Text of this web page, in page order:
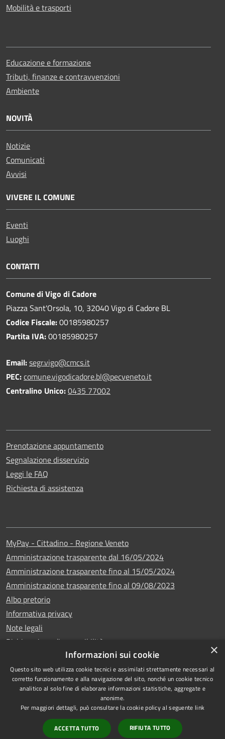
Mobilità e trasporti
Educazione e formazione
Tributi, finanze e contravvenzioni
Ambiente
NOVITÀ
Notizie
Comunicati
Avvisi
VIVERE IL COMUNE
Eventi
Luoghi
CONTATTI
Comune di Vigo di Cadore
Piazza Sant'Orsola, 10, 32040 Vigo di Cadore BL
Codice Fiscale:00185980257
Partita IVA:00185980257
Email:segr.vigo@cmcs.it
PEC:comune.vigodicadore.bl@pecveneto.it
Centralino Unico:0435 77002
Prenotazione appuntamento
Segnalazione disservizio
Leggi le FAQ
Richiesta di assistenza
MyPay - Cittadino - Regione Veneto
Amministrazione trasparente dal 16/05/2024
Amministrazione trasparente fino al 15/05/2024
Amministrazione trasparente fino al 09/08/2023
Albo pretorio
Informativa privacy
Note legali
Dichiarazione di accessibilità
RSS
Accessibilità
Copyright © 2024
•Comune di Vigo di
Cadore• Powered
by Municipium •
×
Informazioni sui cookie
Questo sito web utilizza cookie tecnici e assimilati strettamente necessari al
corretto funzionamento e alla navigazione del sito, nonché un cookie tecnico
analitico al solo fine di elaborare informazioni statistiche, aggregate e
anonime.
Per maggiori dettagli, può consultare la cookie policy al seguente link
ACCETTA TUTTO RIFIUTA TUTTO